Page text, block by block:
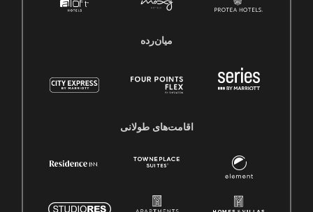
میان‌رده
اقامت‌های طولانی